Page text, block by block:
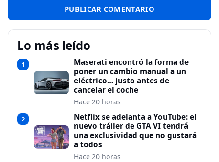
Lo más leído
1
Maserati encontró la forma de
poner un cambio manual a un
eléctrico… justo antes de
cancelar el coche
Hace 20 horas
2
Netflix se adelanta a YouTube: el
nuevo tráiler de GTA VI tendrá
una exclusividad que no gustará
a todos
Hace 20 horas